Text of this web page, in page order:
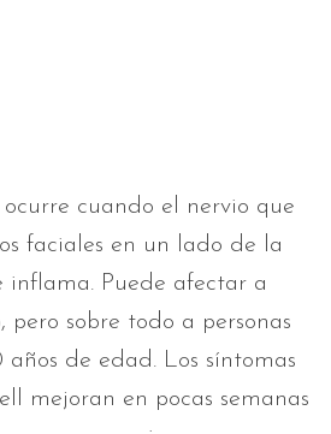
cuando el nervio que
faciales en un lado de la
inflama. Puede afectar a
sobre todo a personas
años de edad. Los síntomas
mejoran en pocas semanas